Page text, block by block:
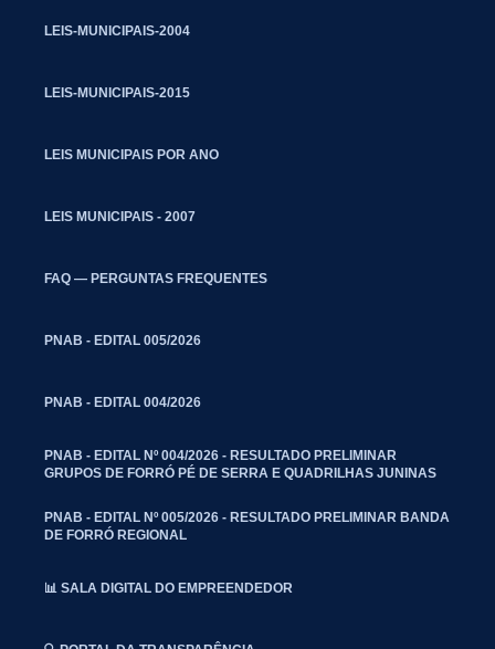
LEIS-MUNICIPAIS-2004
LEIS-MUNICIPAIS-2015
LEIS MUNICIPAIS POR ANO
LEIS MUNICIPAIS - 2007
FAQ — PERGUNTAS FREQUENTES
PNAB - EDITAL 005/2026
PNAB - EDITAL 004/2026
PNAB - EDITAL Nº 004/2026 - RESULTADO PRELIMINAR
GRUPOS DE FORRÓ PÉ DE SERRA E QUADRILHAS JUNINAS
PNAB - EDITAL Nº 005/2026 - RESULTADO PRELIMINAR BANDA
DE FORRÓ REGIONAL
📊 SALA DIGITAL DO EMPREENDEDOR